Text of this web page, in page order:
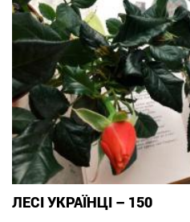
ЛЕСІ УКРАЇНЦІ – 150